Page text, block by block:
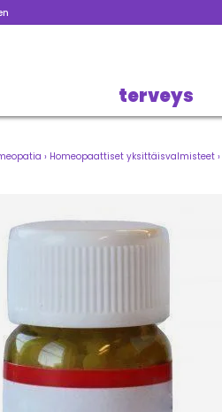
terveys
› Homeopaattiset yksittäisvalmisteet ›